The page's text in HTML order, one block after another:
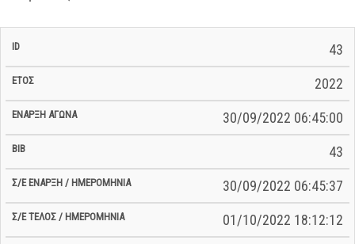
Αγώνα
Ημερομηνία
43
2022
30/09/2022 06:45:00
43
30/09/2022 06:45:37
01/10/2022 18:12:12